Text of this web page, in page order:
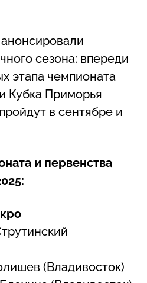
сезона: впереди
этапа чемпионата
Кубка Приморья
в сентябре и
и первенства
(Владивосток)